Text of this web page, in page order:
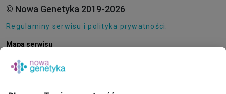
© Nowa Genetyka 2019-2026
Regulaminy serwisu i polityka prywatności.
Mapa serwisu